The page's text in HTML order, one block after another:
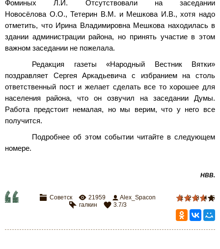
Фоминых
Л.И. Отсутствовали на заседании
Новосёлова О.О., Тетерин В.М. и Мешкова И.В., хотя надо
отметить, что Ирина Владимировна Мешкова находилась в
здании администрации района, но принять участие в этом
важном заседании не пожелала.
Редакция газеты «Народный Вестник Вятки»
поздравляет Сергея Аркадьевича с избранием на столь
ответственный пост и желает сделать все то хорошее для
населения района, что он озвучил на заседании Думы.
Работа предстоит немалая, но мы верим, что у него все
получится.
Подробнее об этом событии читайте в следующем
номере.
НВВ.
1 2 3 4 5
Советск 21959
Alex_Spacon
галкин
3.7/3